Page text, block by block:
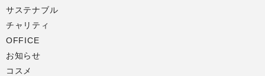
サステナブル
チャリティ
OFFICE
お知らせ
コスメ